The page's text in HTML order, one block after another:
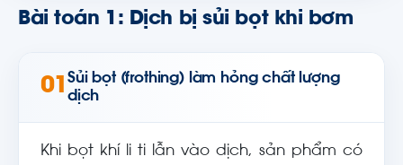
Bài toán 1: Dịch bị sủi bọt khi bơm
01 Sủi bọt (frothing) làm hỏng chất lượng
dịch
Khi bọt khí li ti lẫn vào dịch, sản phẩm có